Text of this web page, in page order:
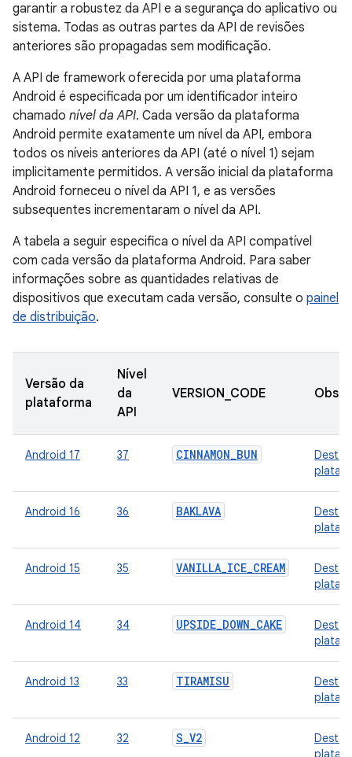
garantir a robustez da API e a segurança do aplicativo ou
sistema. Todas as outras partes da API de revisões
anteriores são propagadas sem modificação.
A API de framework oferecida por uma plataforma
Android é especificada por um identificador inteiro
chamado nível da API. Cada versão da plataforma
Android permite exatamente um nível da API, embora
todos os níveis anteriores da API (até o nível 1) sejam
implicitamente permitidos. A versão inicial da plataforma
Android forneceu o nível da API 1, e as versões
subsequentes incrementaram o nível da API.
A tabela a seguir especifica o nível da API compatível
com cada versão da plataforma Android. Para saber
informações sobre as quantidades relativas de
dispositivos que executam cada versão, consulte o painel
de distribuição.
Versão da
plataforma
Nível
da
API
VERSION_CODE
Android 17 37 CINNAMON_BUN
Android 16 36 BAKLAVA
Android 15 35 VANILLA_ICE_CREAM
Android 14 34 UPSIDE_DOWN_CAKE
Android 13 33 TIRAMISU
Android 12 32 S_V2